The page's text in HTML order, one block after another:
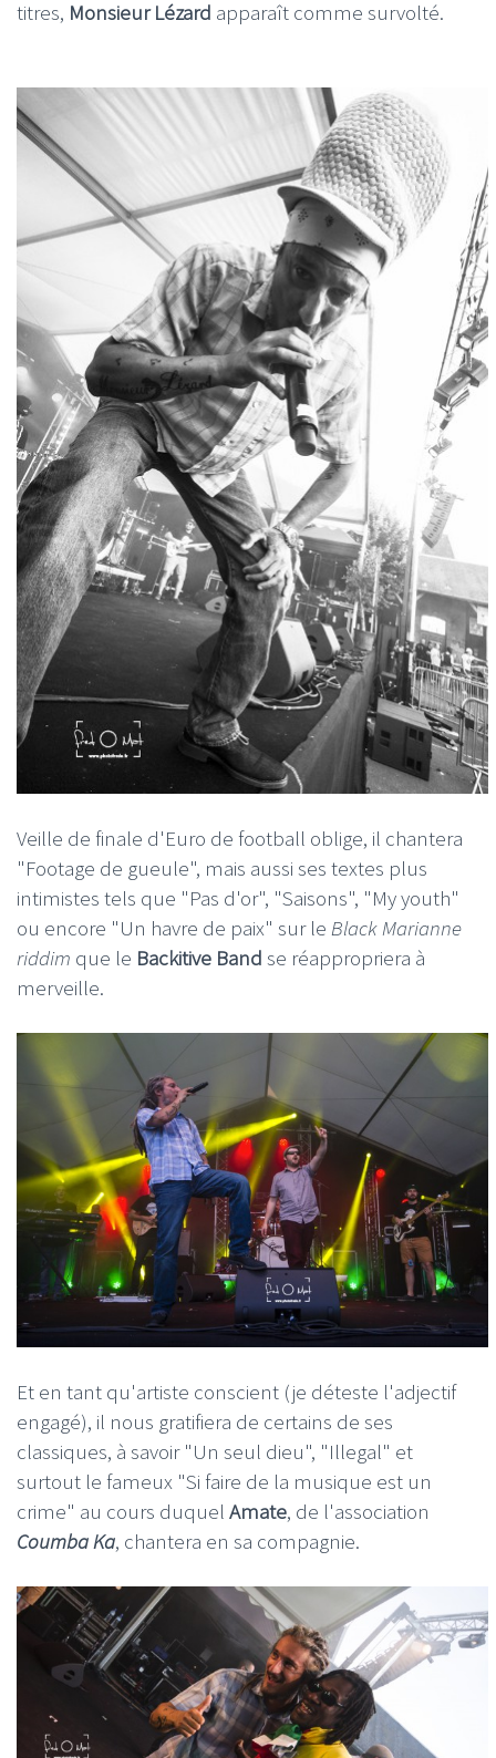
titres, Monsieur Lézard apparaît comme survolté.
Veille de finale d'Euro de football oblige, il chantera
"Footage de gueule", mais aussi ses textes plus
intimistes tels que "Pas d'or", "Saisons", "My youth"
ou encore "Un havre de paix" sur le Black Marianne
riddim que le Backitive Band se réappropriera à
merveille.
Et en tant qu'artiste conscient (je déteste l'adjectif
engagé), il nous gratifiera de certains de ses
classiques, à savoir "Un seul dieu", "Illegal" et
surtout le fameux "Si faire de la musique est un
crime" au cours duquel Amate, de l'association
Coumba Ka, chantera en sa compagnie.